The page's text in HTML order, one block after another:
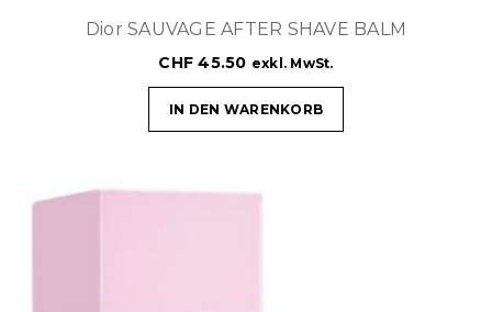
Dior SAUVAGE AFTER SHAVE BALM
CHF 45.50 exkl. MwSt.
IN DEN WARENKORB